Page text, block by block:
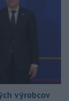
výrobcov